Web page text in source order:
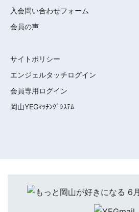
入会問い合わせフォーム
会員の声
サイトポリシー
エンジェルタッチログイン
会員専用ログイン
岡山YEGﾏｯﾁﾝｸﾞｼｽﾃﾑ